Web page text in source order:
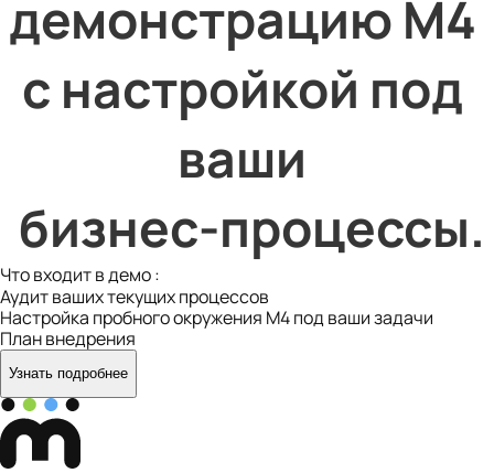
демонстрацию M4
с настройкой под
ваши
бизнес-процессы.
Что входит в демо :
Аудит ваших текущих процессов
Настройка пробного окружения М4 под ваши задачи
План внедрения
Узнать подробнее